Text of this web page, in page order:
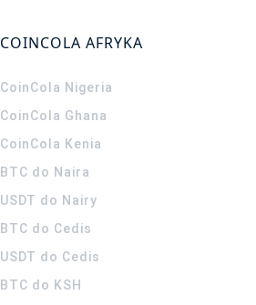
COINCOLA AFRYKA
CoinCola Nigeria
CoinCola Ghana
CoinCola Kenia
BTC do Naira
USDT do Nairy
BTC do Cedis
USDT do Cedis
BTC do KSH